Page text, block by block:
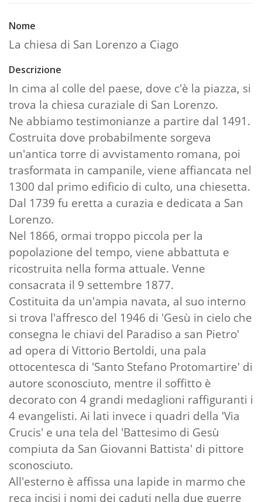
Nome
La chiesa di San Lorenzo a Ciago
Descrizione
In cima al colle del paese, dove c'è la piazza, si
trova la chiesa curaziale di San Lorenzo.
Ne abbiamo testimonianze a partire dal 1491.
Costruita dove probabilmente sorgeva
un'antica torre di avvistamento romana, poi
trasformata in campanile, viene affiancata nel
1300 dal primo edificio di culto, una chiesetta.
Dal 1739 fu eretta a curazia e dedicata a San
Lorenzo.
Nel 1866, ormai troppo piccola per la
popolazione del tempo, viene abbattuta e
ricostruita nella forma attuale. Venne
consacrata il 9 settembre 1877.
Costituita da un'ampia navata, al suo interno
si trova l'affresco del 1946 di 'Gesù in cielo che
consegna le chiavi del Paradiso a san Pietro'
ad opera di Vittorio Bertoldi, una pala
ottocentesca di 'Santo Stefano Protomartire' di
autore sconosciuto, mentre il soffitto è
decorato con 4 grandi medaglioni raffiguranti i
4 evangelisti. Ai lati invece i quadri della 'Via
Crucis' e una tela del 'Battesimo di Gesù
compiuta da San Giovanni Battista' di pittore
sconosciuto.
All'esterno è affissa una lapide in marmo che
reca incisi i nomi dei caduti nella due guerre